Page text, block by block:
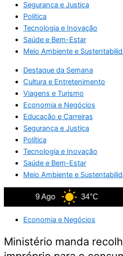
Segurança e Justiça
Política
Tecnologia e Inovação
Saúde e Bem-Estar
Meio Ambiente e
Destaque da Semana
Cultura e Entretenimento
Viagens e Turismo
Economia e Negócios
Educação e Carreiras
Segurança e Justiça
Política
Tecnologia e Inovação
Saúde e Bem-Estar
Meio Ambiente e
9 Ago 34°C
Economia e Negócios
Ministério manda